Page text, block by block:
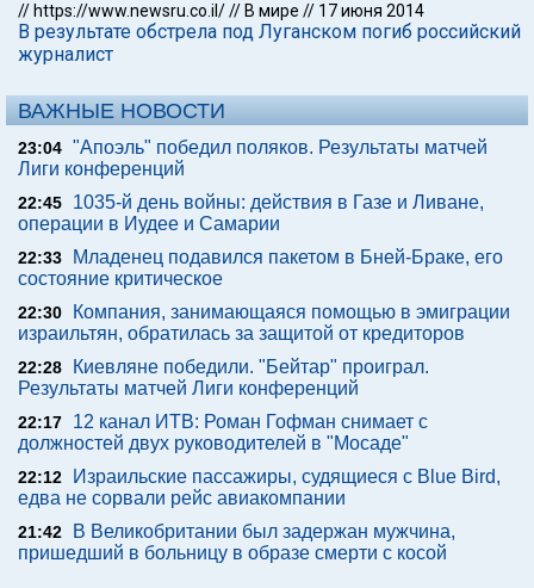
// https://www.newsru.co.il/// В мире // 17 июня 2014
В результате обстрела под Луганском погиб российский
журналист
ВАЖНЫЕ НОВОСТИ
23:04 "Апоэль" победил поляков. Результаты матчей
Лиги конференций
22:45
1035-й день войны: действия в Газе и Ливане,
операции в Иудее и Самарии
22:33
Младенец подавился пакетом в Бней-Браке, его
состояние критическое
22:30
Компания, занимающаяся помощью в эмиграции
израильтян, обратилась за защитой от кредиторов
22:28
Киевляне победили. "Бейтар" проиграл.
Результаты матчей Лиги конференций
22:17
12 канал ИТВ: Роман Гофман снимает с
должностей двух руководителей в "Мосаде"
22:12
Израильские пассажиры, судящиеся с Blue Bird,
едва не сорвали рейс авиакомпании
21:42
В Великобритании был задержан мужчина,
пришедший в больницу в образе смерти с косой